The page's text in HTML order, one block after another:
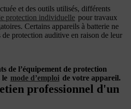
et des outils utilisés, différents
protection individuelle pour travaux
Certains appareils à batterie ne
de protection auditive en raison de leur
de l’équipement de protection
le mode d’emploi de votre appareil.
professionnel d'un